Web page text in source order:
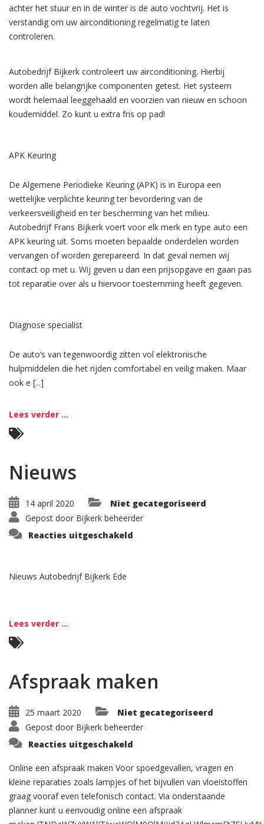
achter het stuur en in de winter is de auto vochtvrij. Het is
verstandig om uw airconditioning regelmatig te laten
controleren.
Autobedrijf Bijkerk controleert uw airconditioning. Hierbij
worden alle belangrijke componenten getest. Het systeem
wordt helemaal leeggehaald en voorzien van nieuw en schoon
koudemiddel. Zo kunt u extra fris op pad!
APK Keuring
De Algemene Periodieke Keuring (APK) is in Europa een
wettelijke verplichte keuring ter bevordering van de
verkeersveiligheid en ter bescherming van het milieu.
Autobedrijf Frans Bijkerk voert voor elk merk en type auto een
APK keuring uit. Soms moeten bepaalde onderdelen worden
vervangen of worden gerepareerd. In dat geval nemen wij
contact op met u. Wij geven u dan een prijsopgave en gaan pas
tot reparatie over als u hiervoor toestemming heeft gegeven.
Diagnose specialist
De auto’s van tegenwoordig zitten vol elektronische
hulpmiddelen die het rijden comfortabel en veilig maken. Maar
ook e [...]
Lees verder ...
Nieuws
14 april 2020
Niet gecategoriseerd
Gepost door Bijkerk beheerder
Reacties uitgeschakeld
Nieuws Autobedrijf Bijkerk Ede
Lees verder ...
Afspraak maken
25 maart 2020
Niet gecategoriseerd
Gepost door Bijkerk beheerder
Reacties uitgeschakeld
Online een afspraak maken Voor spoedgevallen, vragen en
kleine reparaties zoals lampjes of het bijvullen van vloeistoffen
graag vooraf even telefonisch contact. Via onderstaande
planner kunt u eenvoudig online een afspraak